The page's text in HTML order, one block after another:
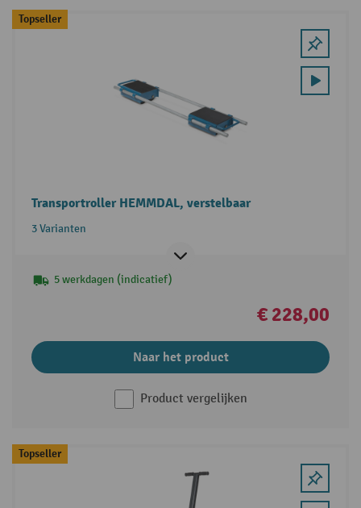
Topseller
Transportroller HEMMDAL, verstelbaar
3 Varianten
5 werkdagen (indicatief)
€ 228,00
Naar het product
Product vergelijken
Topseller